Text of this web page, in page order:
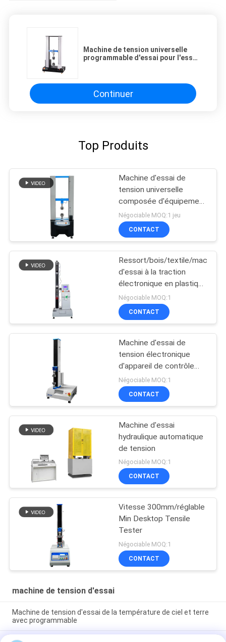
Machine de tension universelle
programmable d'essai pour l'essai
Continuer
Top Produits
Machine d'essai de
tension universelle
composée d'équipement
d'essai d'adhérence
Négociable MOQ:1 jeu
CONTACT
Ressort/bois/textile/machine
d'essai à la traction
électronique en plastique
avec l'affichage
numérique
Négociable MOQ:1
CONTACT
Machine d'essai de
tension électronique
d'appareil de contrôle
universel servo du
logiciel TM2101
Négociable MOQ:1
CONTACT
Machine d'essai
hydraulique automatique
de tension
Négociable MOQ:1
CONTACT
Vitesse 300mm/réglable
Min Desktop Tensile
Tester
Négociable MOQ:1
CONTACT
machine de tension d'essai
Machine de tension d'essai de la température de ciel et terre
avec programmable